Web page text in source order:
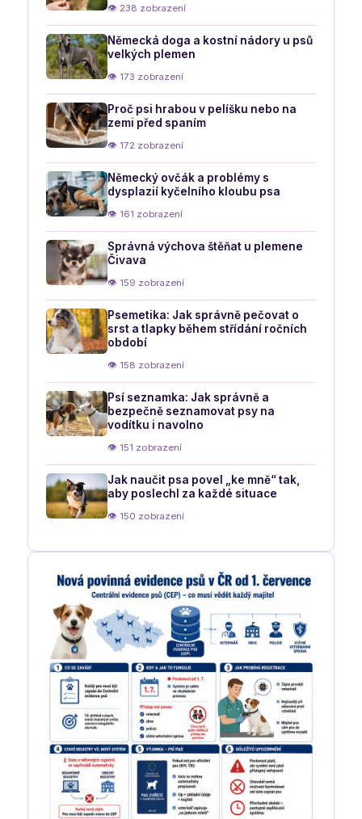
👁 238 zobrazení
Německá doga a kostní nádory u psů
velkých plemen
👁 173 zobrazení
Proč psi hrabou v pelíšku nebo na
zemi před spaním
👁 172 zobrazení
Německý ovčák a problémy s
dysplazií kyčelního kloubu psa
👁 161 zobrazení
Správná výchova štěňat u plemene
Čivava
👁 159 zobrazení
Psemetika: Jak správně pečovat o
srst a tlapky během střídání ročních
období
👁 158 zobrazení
Psí seznamka: Jak správně a
bezpečně seznamovat psy na
vodítku i navolno
👁 151 zobrazení
Jak naučit psa povel „ke mně“ tak,
aby poslechl za každé situace
👁 150 zobrazení